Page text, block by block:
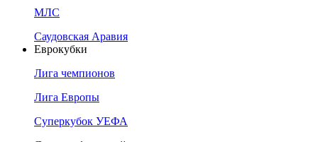
МЛС
Саудовская Аравия
Еврокубки
Лига чемпионов
Лига Европы
Суперкубок УЕФА